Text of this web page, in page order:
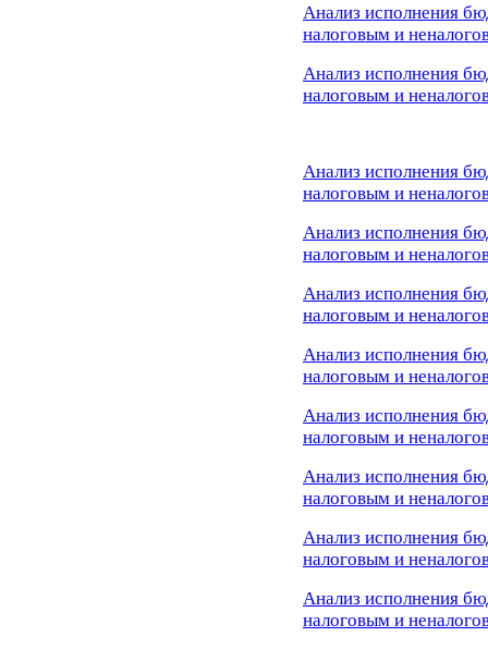
Анализ исполнения
налоговым и
Анализ исполнения
налоговым и
Анализ исполнения
налоговым и
Анализ исполнения
налоговым и
Анализ исполнения
налоговым и
Анализ исполнения
налоговым и
Анализ исполнения
налоговым и
Анализ исполнения
налоговым и
Анализ исполнения
налоговым и
Анализ исполнения
налоговым и